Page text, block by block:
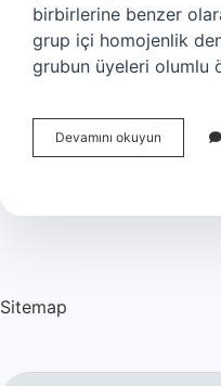
birbirlerine benzer
grup içi homojenlik
grubun üyeleri olumlu
Devamını okuyun
Grup
Demektir
Sitemap